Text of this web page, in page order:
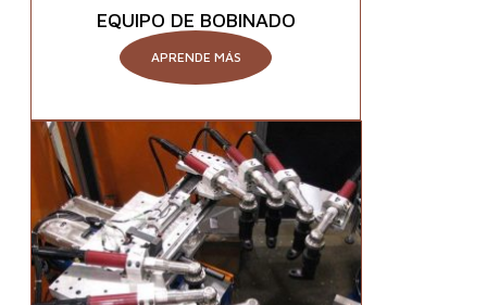
EQUIPO DE BOBINADO
APRENDE MÁS